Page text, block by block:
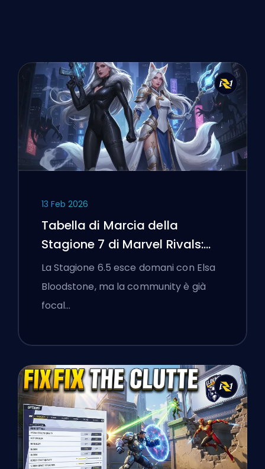
13 Feb 2026
Tabella di Marcia della
Stagione 7 di Marvel Rivals:
Black Cat, White Fox e l'Evento
Monsters Take Manhattan
La Stagione 6.5 esce domani con Elsa
Bloodstone, ma la community è già
focal…